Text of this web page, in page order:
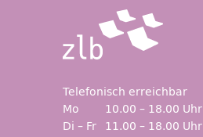
Telefonisch erreichbar
Mo
10.00 – 18.00 Uhr
Di – Fr 11.00 – 18.00 Uhr